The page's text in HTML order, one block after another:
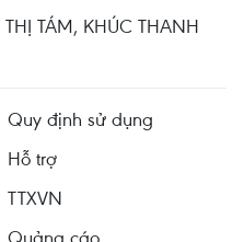
TÁM, KHÚC THANH
Quy định sử dụng
Hỗ trợ
TTXVN
Quảng cáo